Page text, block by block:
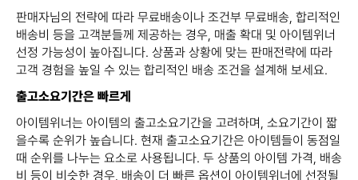
판매자님의 전략에 따라 무료배송이나 조건부 무료배송, 합리적인
배송비 등을 ​고객분들께 제공하는 경우, 매출 확대 및 아이템위너
선정 가능성이 높아집니다. 상품과 상황에 맞는 판매전략에 따라
고객 경험을 높일 수 있는 합리적인 배송 조건을 설계해 보세요.
출고소요기간은 빠르게
아이템위너는 아이템의 출고소요기간을 고려하며, 소요기간이 짧
을수록 순위가 높습니다. 현재 출고소요기간은 아이템들이 동점일
때 순위를 나누는 요소로 사용됩니다. 두 상품의 아이템 가격, 배송
비 등이 비슷한 경우, 배송이 더 빠른 옵션이 아이템위너에 선정될